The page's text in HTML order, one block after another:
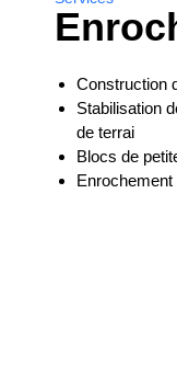
Construction
Stabilisation
de terrai
Blocs de
Enrochement